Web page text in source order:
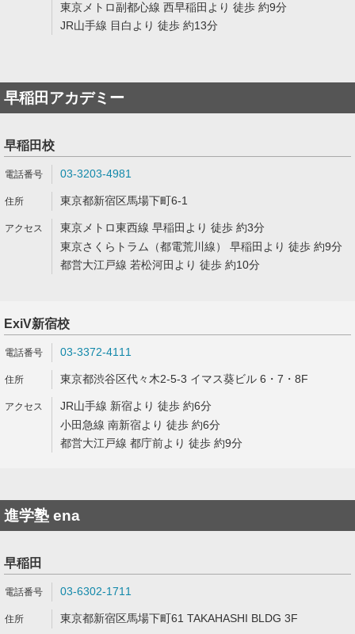
東京メトロ副都心線 西早稲田より 徒歩 約9分
JR山手線 目白より 徒歩 約13分
早稲田アカデミー
早稲田校
03-3203-4981
東京都新宿区馬場下町6-1
東京メトロ東西線 早稲田より 徒歩 約3分
東京さくらトラム（都電荒川線） 早稲田より 徒歩 約9分
都営大江戸線 若松河田より 徒歩 約10分
ExiV新宿校
03-3372-4111
東京都渋谷区代々木2-5-3 イマス葵ビル 6・7・8F
JR山手線 新宿より 徒歩 約6分
小田急線 南新宿より 徒歩 約6分
都営大江戸線 都庁前より 徒歩 約9分
進学塾 ena
早稲田
03-6302-1711
東京都新宿区馬場下町61 TAKAHASHI BLDG 3F